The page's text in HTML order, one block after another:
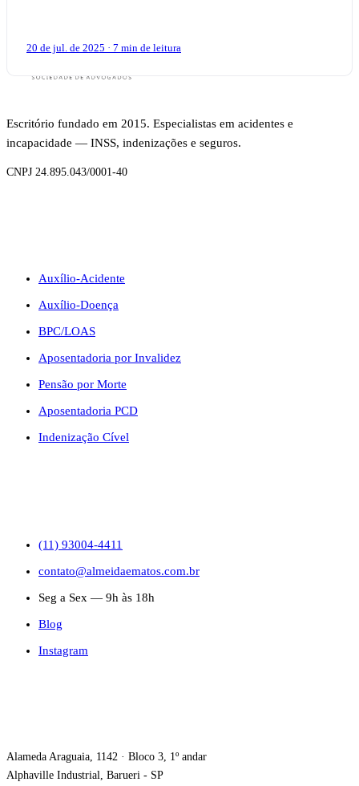
20 de jul. de 2025 · 7 min de leitura
Escritório fundado em 2015. Especialistas em acidentes e
incapacidade — INSS, indenizações e seguros.
CNPJ 24.895.043/0001-40
Auxílio-Acidente
Auxílio-Doença
BPC/LOAS
Aposentadoria por Invalidez
Pensão por Morte
Aposentadoria PCD
Indenização Cível
(11) 93004-4411
contato@almeidaematos.com.br
Seg a Sex — 9h às 18h
Blog
Instagram
Alameda Araguaia, 1142 · Bloco 3, 1º andar
Alphaville Industrial, Barueri - SP